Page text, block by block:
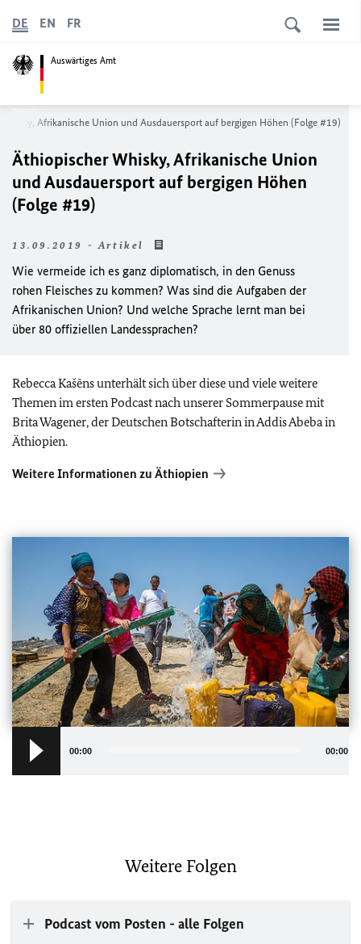
Auswärtiges Amt
DE EN FR
Afrikanische Union und Ausdauersport auf bergigen Höhen (Folge #19)
Äthiopischer Whisky, Afrikanische Union
und Ausdauersport auf bergigen Höhen
(Folge #19)
13.09.2019 - Artikel
Wie vermeide ich es ganz diplomatisch, in den Genuss
rohen Fleisches zu kommen? Was sind die Aufgaben der
Afrikanischen Union? Und welche Sprache lernt man bei
über 80 offiziellen Landessprachen?
Rebecca Kašēns unterhält sich über diese und viele weitere
Themen im ersten Podcast nach unserer Sommerpause mit
Brita Wagener, der Deutschen Botschafterin in Addis Abeba in
Äthiopien.
Weitere Informationen zu Äthiopien
Audio
Player
00:00 00:00
Weitere Folgen
Podcast vom Posten - alle Folgen